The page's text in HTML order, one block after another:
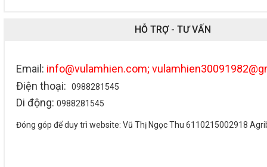
HỖ TRỢ - TƯ VẤN
Email: info@vulamhien.com;
Điện thoại:
0988281545
Di động: 0988281545
Đóng góp để duy trì website: Vũ Thị Ngọc Thu 6110215002918